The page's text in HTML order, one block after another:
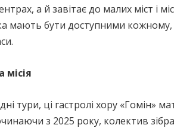
а й завітає до малих міст і
мають бути доступними кожному,
місія
тури, ці гастролі хору «Гомін»
з 2025 року, колектив